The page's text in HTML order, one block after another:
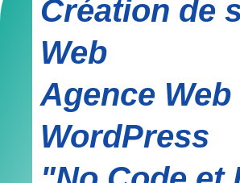
Création de
Web
Agence Web
WordPress